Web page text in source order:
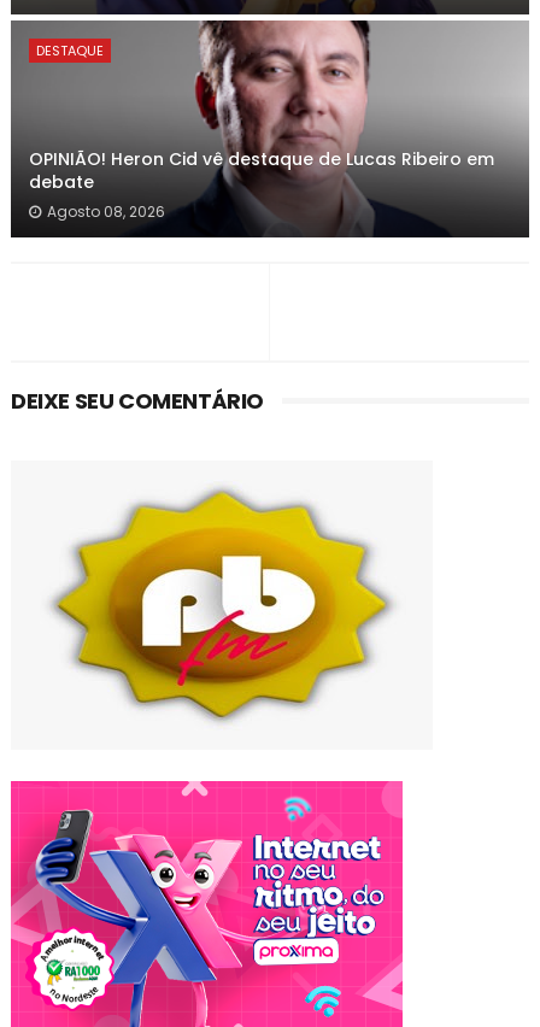
DESTAQUE
OPINIÃO! Heron Cid vê destaque de Lucas Ribeiro em
debate
Agosto 08, 2026
DEIXE SEU COMENTÁRIO